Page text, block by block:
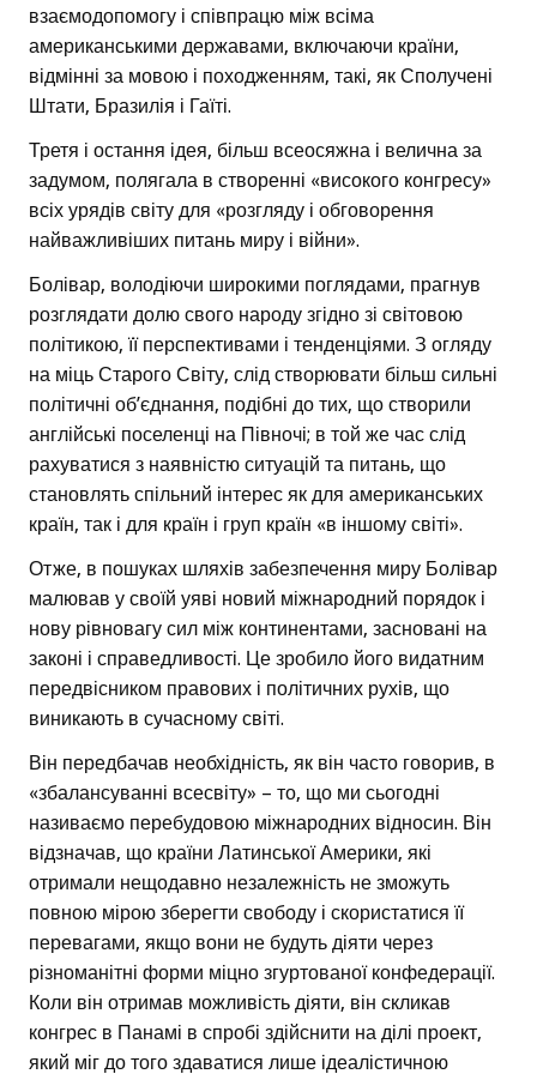
взаємодопомогу і співпрацю між всіма
американськими державами, включаючи країни,
відмінні за мовою і походженням, такі, як Сполучені
Штати, Бразилія і Гаїті.
Третя і остання ідея, більш всеосяжна і велична за
задумом, полягала в створенні «високого конгресу»
всіх урядів світу для «розгляду і обговорення
найважливіших питань миру і війни».
Болівар, володіючи широкими поглядами, прагнув
розглядати долю свого народу згідно зі світовою
політикою, її перспективами і тенденціями. З огляду
на міць Старого Світу, слід створювати більш сильні
політичні об’єднання, подібні до тих, що створили
англійські поселенці на Півночі; в той же час слід
рахуватися з наявністю ситуацій та питань, що
становлять спільний інтерес як для американських
країн, так і для країн і груп країн «в іншому світі».
Отже, в пошуках шляхів забезпечення миру Болівар
малював у своїй уяві новий міжнародний порядок і
нову рівновагу сил між континентами, засновані на
законі і справедливості. Це зробило його видатним
передвісником правових і політичних рухів, що
виникають в сучасному світі.
Він передбачав необхідність, як він часто говорив, в
«збалансуванні всесвіту» – то, що ми сьогодні
називаємо перебудовою міжнародних відносин. Він
відзначав, що країни Латинської Америки, які
отримали нещодавно незалежність не зможуть
повною мірою зберегти свободу і скористатися її
перевагами, якщо вони не будуть діяти через
різноманітні форми міцно згуртованої конфедерації.
Коли він отримав можливість діяти, він скликав
конгрес в Панамі в спробі здійснити на ділі проект,
який міг до того здаватися лише ідеалістичною